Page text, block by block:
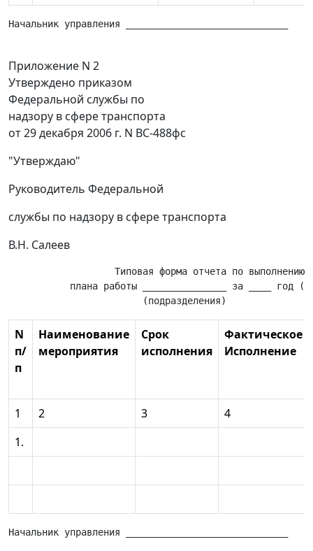
Начальник управления
Приложение N 2
Утверждено приказом
Федеральной службы по
надзору в сфере транспорта
от 29 декабря 2006 г. N ВС-488фс
"Утверждаю"
Руководитель Федеральной
службы по надзору в сфере транспорта
В.Н. Салеев
                   Типовая форма отчета по выполнению
плана работы _______________ за ____ год
N
п/
п
Наименование
мероприятия
Срок
исполнения
Фактическое
Исполнение
1 2 3
4
1.
Начальник управления